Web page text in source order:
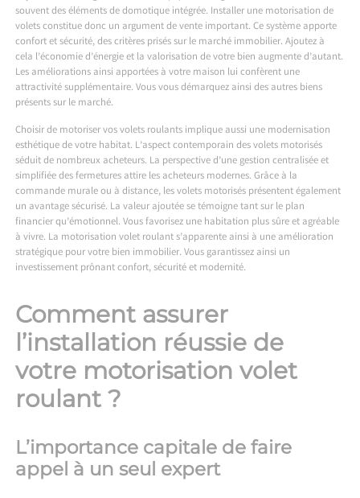
souvent des éléments de domotique intégrée. Installer une motorisation de
volets constitue donc un argument de vente important. Ce système apporte
confort et sécurité, des critères prisés sur le marché immobilier. Ajoutez à
cela l’économie d’énergie et la valorisation de votre bien augmente d’autant.
Les améliorations ainsi apportées à votre maison lui confèrent une
attractivité supplémentaire. Vous vous démarquez ainsi des autres biens
présents sur le marché.
Choisir de motoriser vos volets roulants implique aussi une modernisation
esthétique de votre habitat. L’aspect contemporain des volets motorisés
séduit de nombreux acheteurs. La perspective d’une gestion centralisée et
simplifiée des fermetures attire les acheteurs modernes. Grâce à la
commande murale ou à distance, les volets motorisés présentent également
un avantage sécurisé. La valeur ajoutée se témoigne tant sur le plan
financier qu’émotionnel. Vous favorisez une habitation plus sûre et agréable
à vivre. La motorisation volet roulant s’apparente ainsi à une amélioration
stratégique pour votre bien immobilier. Vous garantissez ainsi un
investissement prônant confort, sécurité et modernité.
Comment assurer
l’installation réussie de
votre motorisation volet
roulant ?
L’importance capitale de faire
appel à un seul expert